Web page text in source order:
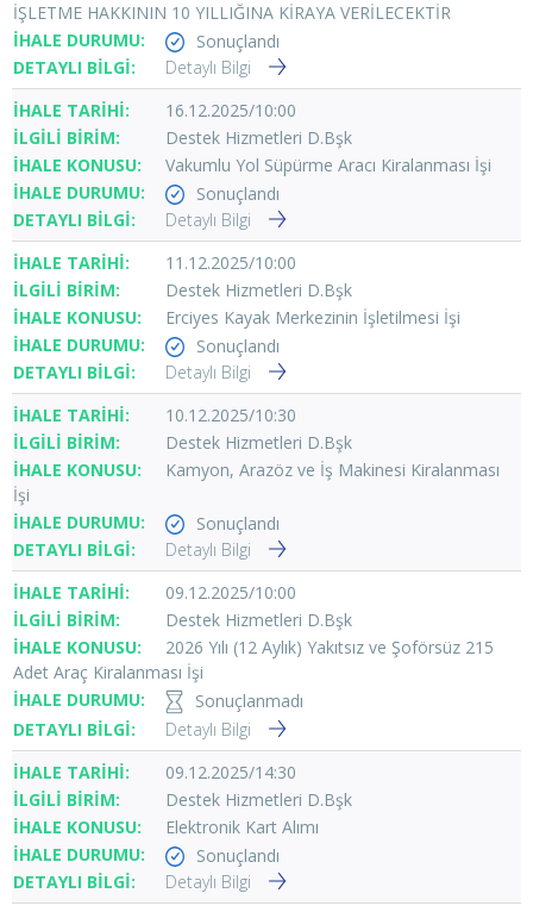
İŞLETME HAKKININ 10 YILLIĞINA KİRAYA VERİLECEKTİR
Sonuçlandı
Detaylı Bilgi
16.12.2025/10:00
Destek Hizmetleri D.Bşk
Vakumlu Yol Süpürme Aracı Kiralanması İşi
Sonuçlandı
Detaylı Bilgi
11.12.2025/10:00
Destek Hizmetleri D.Bşk
Erciyes Kayak Merkezinin İşletilmesi İşi
Sonuçlandı
Detaylı Bilgi
10.12.2025/10:30
Destek Hizmetleri D.Bşk
Kamyon, Arazöz ve İş Makinesi Kiralanması
İşi
Sonuçlandı
Detaylı Bilgi
09.12.2025/10:00
Destek Hizmetleri D.Bşk
2026 Yılı (12 Aylık) Yakıtsız ve Şoförsüz 215
Adet Araç Kiralanması İşi
Sonuçlanmadı
Detaylı Bilgi
09.12.2025/14:30
Destek Hizmetleri D.Bşk
Elektronik Kart Alımı
Sonuçlandı
Detaylı Bilgi